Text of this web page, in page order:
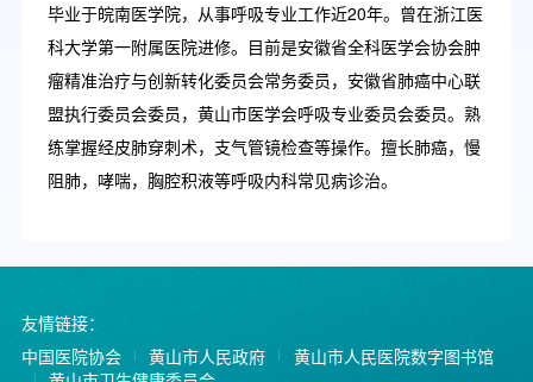
毕业于皖南医学院，从事呼吸专业工作近20年。曾在浙江医
科大学第一附属医院进修。目前是安徽省全科医学会协会肿
瘤精准治疗与创新转化委员会常务委员，安徽省肺癌中心联
盟执行委员会委员，黄山市医学会呼吸专业委员会委员。熟
练掌握经皮肺穿刺术，支气管镜检查等操作。擅长肺癌，慢
阻肺，哮喘，胸腔积液等呼吸内科常见病诊治。
友情链接：
中国医院协会
黄山市人民政府
黄山市人民医院数字图书馆